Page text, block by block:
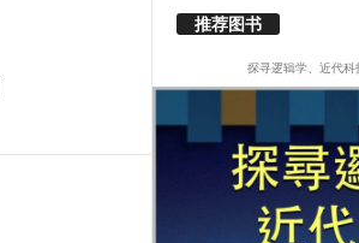
推荐图书
探寻逻辑学、近代